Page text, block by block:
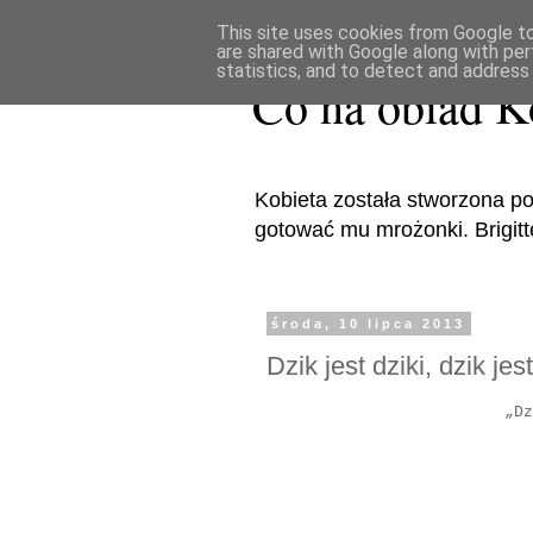
Co na obiad
Kobieta została stworzona
gotować mu mrożonki.
środa, 10 lipca 2013
Dzik jest dziki, dzik jest
This site uses cookies from Google
are shared with Google along with
statistics, and to detect and address